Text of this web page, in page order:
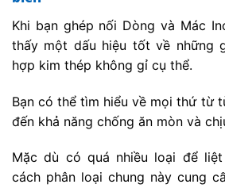
Khi bạn ghép nối Dòng và Mác
thấy một dấu hiệu tốt về những
hợp kim thép không gỉ cụ thể.
Bạn có thể tìm hiểu về mọi thứ từ
đến khả năng chống ăn mòn và
Mặc dù có quá nhiều loại để
cách phân loại chung này cung